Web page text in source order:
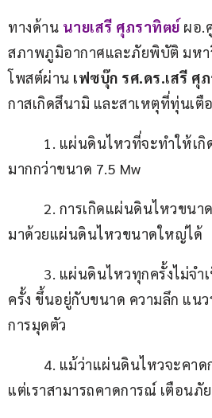
ทางด้าน นายเสรี ศุภราทิตย์ ผอ.
สภาพภูมิอากาศและภัยพิบัติ มหา
โพสต์ผ่าน เฟซบุ๊ก รศ.ดร.เสรี ศุ
กาสเกิดสึนามิ และสาเหตุที่ทุ่นเตื
1. แผ่นดินไหวที่จะทำให้เกิด
มากกว่าขนาด 7.5 Mw
2. การเกิดแผ่นดินไหวขนาด
มาด้วยแผ่นดินไหวขนาดใหญ่ได้
3. แผ่นดินไหวทุกครั้งไม่จำเ
ครั้ง ขึ้นอยู่กับขนาด ความลึก แน
การมุดตัว
4. แม้ว่าแผ่นดินไหวจะคาดก
แต่เราสามารถคาดการณ์ เตือนภั